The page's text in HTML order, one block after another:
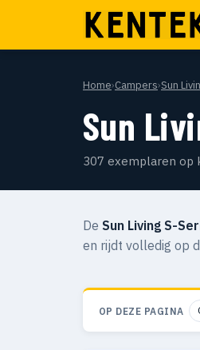
Home›Campers›Sun
Sun
307 exemplaren op
De Sun Living S-
en rijdt volledig op
OP DEZE PAGINA